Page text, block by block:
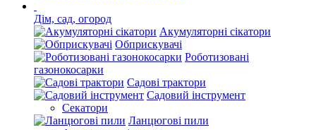
Дім, сад, огород
Акумуляторні сікатори
Обприскувачі
Роботизовані
газонокосарки
Садові трактори
Садовий інструмент
Секатори
Ланцюгові пили